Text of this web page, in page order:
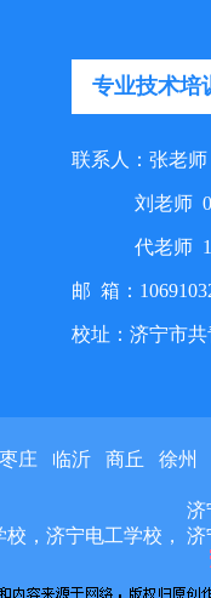
专业技术培
联系人：张老师
刘老师
代老师
邮 箱：
校址：济宁市
枣庄 临沂 商丘 徐州
济
校，济宁电工学校，